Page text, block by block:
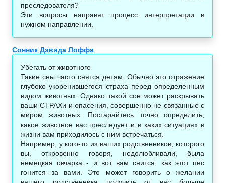
преследователя?
Эти вопросы направят процесс интерпретации в
нужном направлении.
Сонник Дэвида Лоффа
Убегать от животного
Такие сны часто снятся детям. Обычно это отражение
глубоко укоренившегося страха перед определенным
видом животных. Однако такой сон может раскрывать
ваши СТРАХи и опасения, совершенно не связанные с
миром животных. Постарайтесь точно определить,
какое животное вас преследует и в каких ситуациях в
жизни вам приходилось с ним встречаться.
Например, у кого-то из ваших родственников, которого
вы, откровенно говоря, недолюбливали, была
немецкая овчарка - и вот вам снится, как этот пес
гонится за вами. Это может говорить о желании